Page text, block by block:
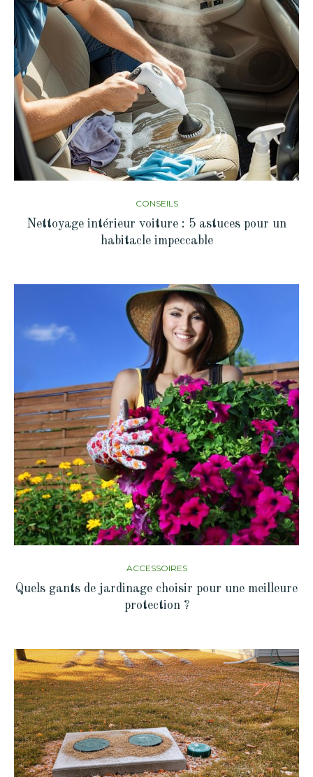
CONSEILS
Nettoyage intérieur voiture : 5 astuces pour un
habitacle impeccable
ACCESSOIRES
Quels gants de jardinage choisir pour une meilleure
protection ?